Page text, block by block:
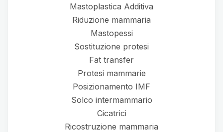
Mastoplastica Additiva
Riduzione mammaria
Mastopessi
Sostituzione protesi
Fat transfer
Protesi mammarie
Posizionamento IMF
Solco intermammario
Cicatrici
Ricostruzione mammaria